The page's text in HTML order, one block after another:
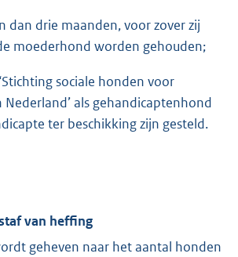
dan drie maanden, voor zover zij
moederhond worden gehouden;
sociale honden voor
als gehandicaptenhond
ter beschikking zijn gesteld.
van heffing
geheven naar het aantal honden